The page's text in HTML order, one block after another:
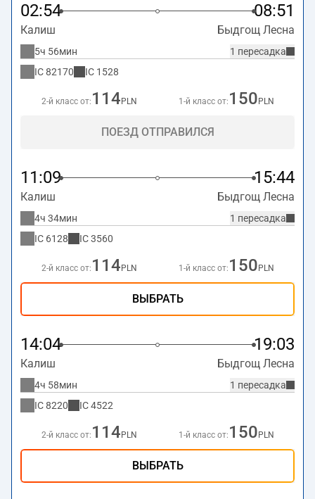
02:54 08:51
Калиш Быдгощ Лесна
1 пересадка
5ч 56мин
IC82170 IC 1528
2-й класс от: 114 PLN 1-й класс от: 150 PLN
ПОЕЗД ОТПРАВИЛСЯ
11:09 15:44
Калиш Быдгощ Лесна
1 пересадка
4ч 34мин
IC 6128 IC3560
2-й класс от: 114 PLN 1-й класс от: 150 PLN
ВЫБРАТЬ
14:04 19:03
Калиш Быдгощ Лесна
1 пересадка
4ч 58мин
IC8220 IC4522
2-й класс от: 114 PLN 1-й класс от: 150 PLN
ВЫБРАТЬ